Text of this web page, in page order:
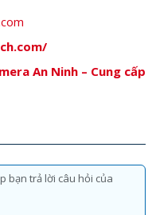
An Ninh – Cung cấp